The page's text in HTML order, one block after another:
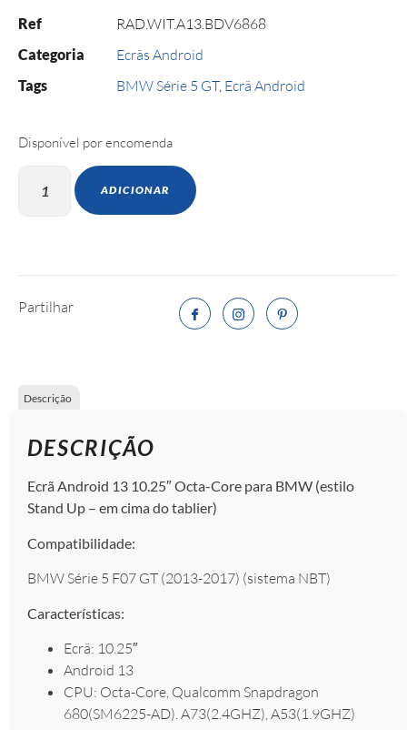
Ref RAD.WIT.A13.BDV6868
Categoria Ecrãs Android
Tags BMW Série 5 GT, Ecrã Android
Disponível por encomenda
ADICIONAR
Partilhar
Descrição
DESCRIÇÃO
Ecrã Android 13 10.25″ Octa-Core para BMW (estilo
Stand Up – em cima do tablier)
Compatibilidade:
BMW Série 5 F07 GT (2013-2017) (sistema NBT)
Características:
Ecrã: 10.25″
Android 13
CPU: Octa-Core, Qualcomm Snapdragon
680(SM6225-AD). A73(2.4GHZ), A53(1.9GHZ)